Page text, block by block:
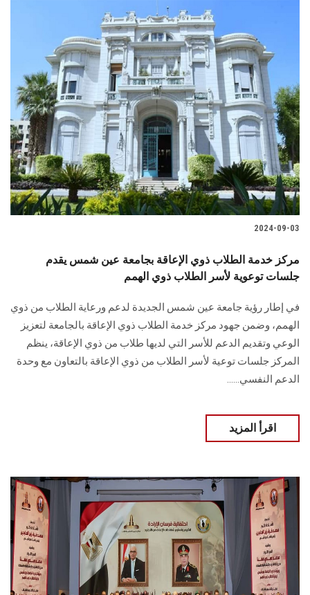
تواصل معنا
الطلاب
هيئة التدريس
الدراسات العليا
الزائـرون
سجل الان
2024-09-03
مركز خدمة الطلاب ذوي الإعاقة بجامعة عين شمس يقدم
جلسات توعوية لأسر الطلاب ذوي الهمم
في إطار رؤية جامعة عين شمس الجديدة لدعم ورعاية الطلاب من ذوي
الهمم، وضمن جهود مركز خدمة الطلاب ذوي الإعاقة بالجامعة لتعزيز
الوعي وتقديم الدعم للأسر التي لديها طلاب من ذوي الإعاقة، ينظم
المركز جلسات توعية لأسر الطلاب من ذوي الإعاقة بالتعاون مع وحدة
الدعم النفسي......
اقرأ المزيد